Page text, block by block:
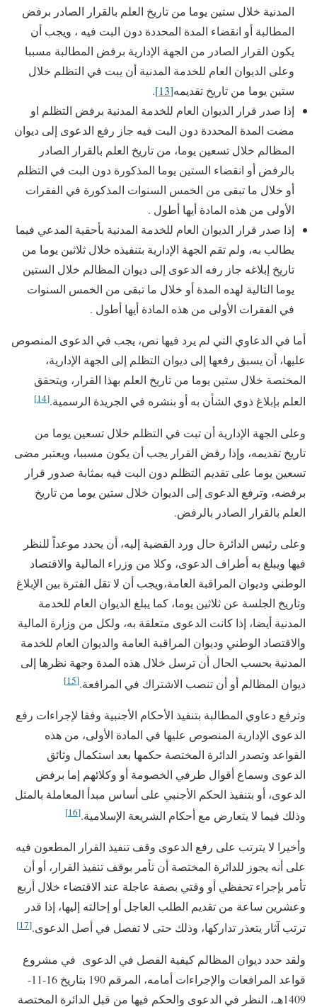
المدنية خلال ستين يوما من تاريخ العلم بالقرار الصادر برفض
المطالبة أو انقضاء المدة المحددة دون البت فيه ، ويجب أن
يكون القرار الصادر من الجهة الإدارية برفض المطالبة مسببا
وعلى الديوان العام للخدمة المدنية أن يبت في التظلم خلال
ستين يوما من تاريخ تقديمه[13]
.
إذا صدر قرار الديوان العام للخدمة المدنية برفض التظلم او
مضت المدة المحددة دون البت فيه جاز رفع الدعوى إلى ديوان
المظالم خلال تسعين يوما، من تاريخ العلم بالقرار الصادر
بالرفض أو انقضاء الستين يوما المذكورة دون البت في التظلم
أو خلال ما تبقى من الخمس السنوات المذكورة في الفقرات
الأولى من هذه المادة أيها أطول .
إذا صدر قرار الديوان العام للخدمة المدنية بأحقية المدعي فيما
يطالب به، ولم تقم الجهة الإدارية بتنفيذه خلال ثلاثين يوما من
تاريخ إبلاغه جاز رفه الدعوى إلى ديوان المظالم خلال الستين
يوما التالية لهده المدة أو خلال ما تبقى من الخمس السنوات
في الفقرات الأولى من هذه المادة أيها أطول .
أما في الدعاوي التي لم يرد فيها نص، يجب في الدعوى المنصوص
عليها، أن يسبق رفعها إلى ديوان التظلم إلى الجهة الإدارية،
المختصة خلال ستين يوما من تاريخ العلم بهذا القرار، ويتحقق
العلم بإبلاغ ذوي الشأن به أو بنشره في الجريدة الرسمية.[14]
وعلى الجهة الإدارية أن تبت في التظلم خلال تسعين يوما من
تاريخ تقديمه، وإذا رفض القرار يجب أن يكون مسببا، ويعتبر مضى
تسعين يوما على تقديم التظلم دون البت فيه بمثابة صدور قرار
برفضه، وترفع الدعوى إلى الديوان خلال ستين يوما من تاريخ
العلم بالقرار الصادر بالرفض.
وعلى رئيس الدائرة حال ورد القضية إليه، أن يحدد موعداً للنظر
فيها ويبلغ به أطراف الدعوى، وكلا من وزراء المالية والاقتصاد
الوطني وديوان المراقبة العامة،ويجب أن لا تقل الفترة بين الإبلاغ
وتاريخ الجلسة عن ثلاثين يوما، كما يبلغ الديوان العام للخدمة
المدنية أيضا، إذا كانت الدعوى متعلقة به، ولكل من وزارة المالية
والاقتصاد الوطني وديوان المراقبة العامة والديوان العام للخدمة
المدنية بحسب الحال أن ترسل خلال هذه المدة وجهة نظرها إلى
ديوان المظالم أو أن تنصب الاشتراك في المرافعة.[15]
وترفع دعاوي المطالبة بتنفيذ الأحكام الأجنبية وفقا لإجراءات رفع
الدعوى الإدارية المنصوص عليها في المادة الأولى، من هذه
القواعد وتصدر الدائرة المختصة حكمها بعد استكمال وثائق
الدعوى وسماع أقوال طرفي الخصومة أو وكلائهم إما برفض
الدعوى، أو بتنفيذ الحكم الأجنبي على أساس مبدأ المعاملة بالمثل
وذلك فيما لا يتعارض مع أحكام الشريعة الإسلامية.[16]
وأخيرا لا يترتب على رفع الدعوى وقف تنفيذ القرار المطعون فيه
على أنه يجوز للدائرة المختصة أن تأمر بوقف تنفيذ القرار، أو أن
تأمر بإجراء تحفظي أو وقتي بصفة عاجلة عند الاقتضاء خلال أربع
وعشرين ساعة من تقديم الطلب العاجل أو إحالته إليها، إذا قدر
ترتب آثار يتعذر تداركها، وذلك حتى لا تفصل في أصل الدعوى.[17]
ولقد حدد ديوان المظالم كيفية الفصل في الدعوى في مشروع
قواعد المرافعات والإجراءات أمامه، المرقم 190 بتاريخ 16-11-
1409هـ، النظر في الدعوى والحكم فيها من قبل الدائرة المختصة